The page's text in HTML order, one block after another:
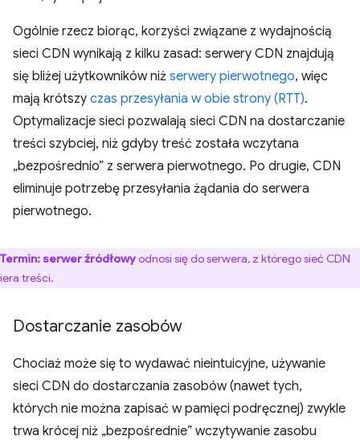
Ogólnie rzecz biorąc, korzyści związane z wydajnością
sieci CDN wynikają z kilku zasad: serwery CDN znajdują
się bliżej użytkowników niż serwery pierwotnego, więc
mają krótszy czas przesyłania w obie strony (RTT).
Optymalizacje sieci pozwalają sieci CDN na dostarczanie
treści szybciej, niż gdyby treść została wczytana
„bezpośrednio” z serwera pierwotnego. Po drugie, CDN
eliminuje potrzebę przesyłania żądania do serwera
pierwotnego.
Termin: serwer źródłowyodnosi się do serwera, z którego sieć CDN
treści.
Dostarczanie zasobów
Chociaż może się to wydawać nieintuicyjne, używanie
sieci CDN do dostarczania zasobów (nawet tych,
których nie można zapisać w pamięci podręcznej) zwykle
trwa krócej niż „bezpośrednie” wczytywanie zasobu